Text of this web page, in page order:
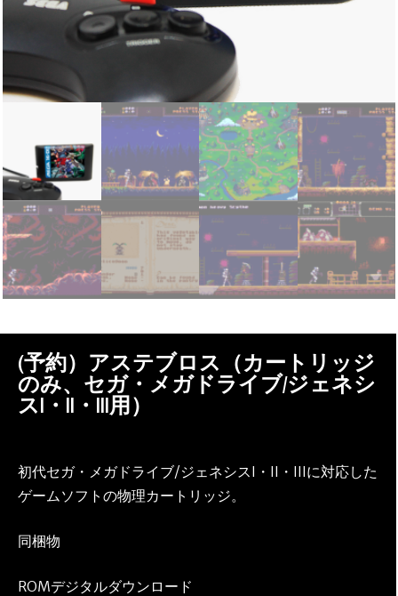
(予約）アステブロス（カートリッジ
のみ、セガ・メガドライブ/ジェネシ
スI・II・III用）
初代セガ・メガドライブ/ジェネシスI・II・IIIに対応した
ゲームソフトの物理カートリッジ。
同梱物
ROMデジタルダウンロード